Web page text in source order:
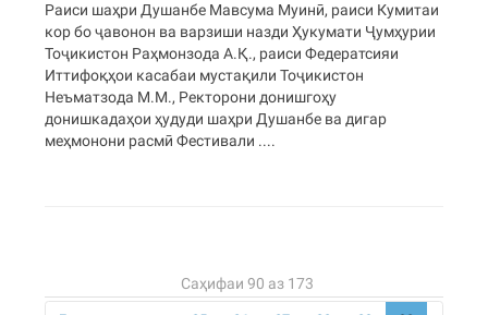
Раиси шаҳри Душанбе Мавсума Муинӣ, раиси Кумитаи
кор бо ҷавонон ва варзиши назди Ҳукумати Ҷумҳурии
Тоҷикистон Раҳмонзода А.Қ., раиси Федератсияи
Иттифоқҳои касабаи мустақили Тоҷикистон
Неъматзода М.М., Ректорони донишгоҳу
донишкадаҳои ҳудуди шаҳри Душанбе ва дигар
меҳмонони расмӣ Фестивали ....
Саҳифаи 90 аз 173